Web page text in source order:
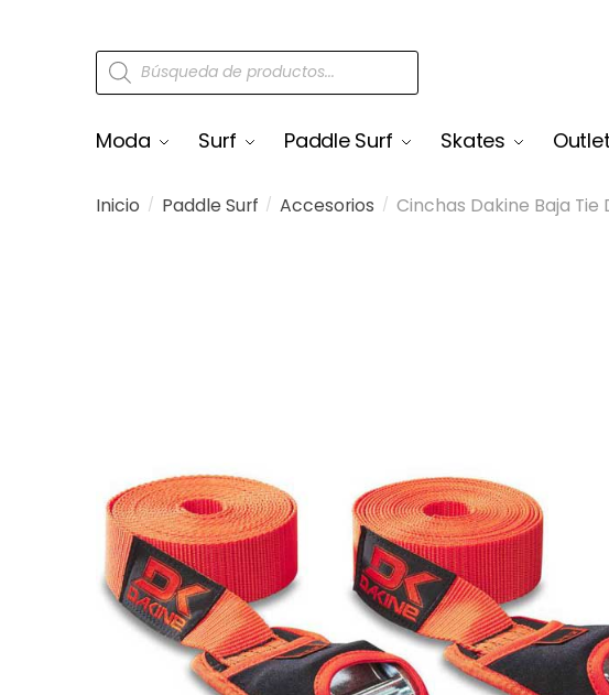
Moda Surf Paddle Surf Skates Outlet
Inicio / Paddle Surf / Accesorios / Cinchas Dakine Baja Tie